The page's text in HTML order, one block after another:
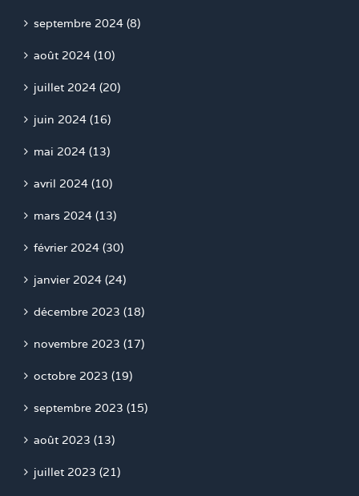
septembre 2024 (8)
août 2024 (10)
juillet 2024 (20)
juin 2024 (16)
mai 2024 (13)
avril 2024 (10)
mars 2024 (13)
février 2024 (30)
janvier 2024 (24)
décembre 2023 (18)
novembre 2023 (17)
octobre 2023 (19)
septembre 2023 (15)
août 2023 (13)
juillet 2023 (21)